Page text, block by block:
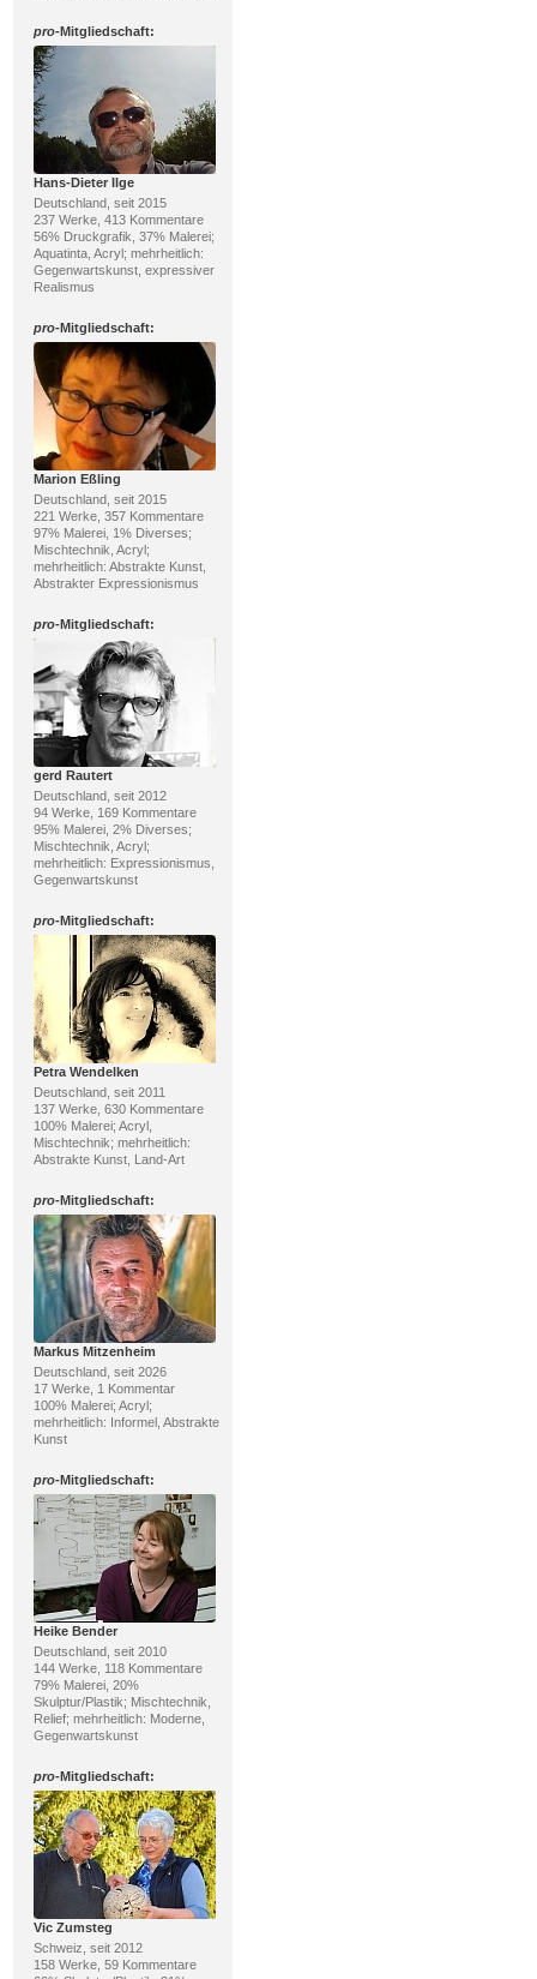
pro-Mitgliedschaft:
Hans-Dieter Ilge
Deutschland, seit 2015
237 Werke, 413 Kommentare
56% Druckgrafik, 37% Malerei;
Aquatinta, Acryl; mehrheitlich:
Gegenwartskunst, expressiver
Realismus
pro-Mitgliedschaft:
Marion Eßling
Deutschland, seit 2015
221 Werke, 357 Kommentare
97% Malerei, 1% Diverses;
Mischtechnik, Acryl;
mehrheitlich: Abstrakte Kunst,
Abstrakter Expressionismus
pro-Mitgliedschaft:
gerd Rautert
Deutschland, seit 2012
94 Werke, 169 Kommentare
95% Malerei, 2% Diverses;
Mischtechnik, Acryl;
mehrheitlich: Expressionismus,
Gegenwartskunst
pro-Mitgliedschaft:
Petra Wendelken
Deutschland, seit 2011
137 Werke, 630 Kommentare
100% Malerei; Acryl,
Mischtechnik; mehrheitlich:
Abstrakte Kunst, Land-Art
pro-Mitgliedschaft:
Markus Mitzenheim
Deutschland, seit 2026
17 Werke, 1 Kommentar
100% Malerei; Acryl;
mehrheitlich: Informel, Abstrakte
Kunst
pro-Mitgliedschaft:
Heike Bender
Deutschland, seit 2010
144 Werke, 118 Kommentare
79% Malerei, 20%
Skulptur/Plastik; Mischtechnik,
Relief; mehrheitlich: Moderne,
Gegenwartskunst
pro-Mitgliedschaft:
Vic Zumsteg
Schweiz, seit 2012
158 Werke, 59 Kommentare